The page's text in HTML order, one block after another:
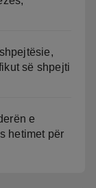
së shpejti
e
hetimet për